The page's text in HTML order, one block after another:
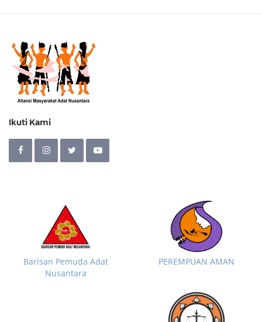
Ikuti Kami
Barisan Pemuda Adat
Nusantara
PEREMPUAN AMAN